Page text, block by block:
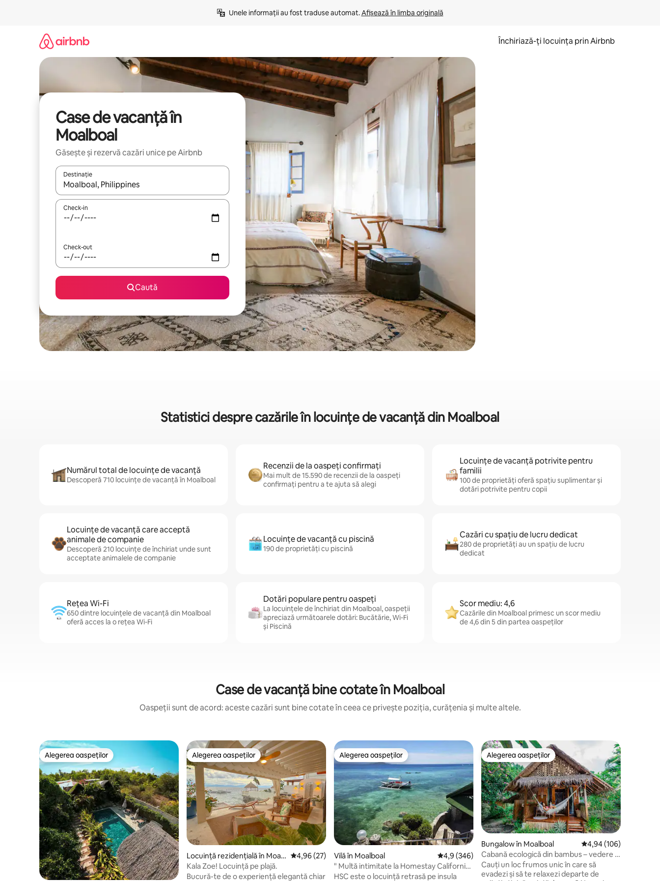
Unele informații au fost traduse automat. Afișează în limba originală
Închiriază-ți locuința prin Airbnb
Case de vacanță în
Moalboal
Găsește și rezervă cazări unice pe Airbnb
Destinație
Când se încarcă rezultatele, navighează folosind tastele săgeată în sus și în jos sau prin gesturi de atingere ori glisare.
Check-in
Check-out
Caută
Statistici despre cazările în locuințe de vacanță din Moalboal
Numărul total de locuințe de vacanță
Descoperă 710 locuințe de vacanță în Moalboal
Recenzii de la oaspeți confirmați
Mai mult de 15.590 de recenzii de la oaspeți
confirmați pentru a te ajuta să alegi
Locuințe de vacanță potrivite pentru
familii
100 de proprietăți oferă spațiu suplimentar și
dotări potrivite pentru copii
Locuințe de vacanță care acceptă
animale de companie
Descoperă 210 locuințe de închiriat unde sunt
acceptate animalele de companie
Locuințe de vacanță cu piscină
190 de proprietăți cu piscină
Cazări cu spațiu de lucru dedicat
280 de proprietăți au un spațiu de lucru
dedicat
Rețea Wi-Fi
650 dintre locuințele de vacanță din Moalboal
oferă acces la o rețea Wi-Fi
Dotări populare pentru oaspeți
La locuințele de închiriat din Moalboal, oaspeții
apreciază următoarele dotări: Bucătărie, Wi-Fi
și Piscină
Scor mediu: 4,6
Cazările din Moalboal primesc un scor mediu
de 4,6 din 5 din partea oaspeților
Case de vacanță bine cotate în Moalboal
Oaspeții sunt de acord: aceste cazări sunt bine cotate în ceea ce privește poziția, curățenia și multe altele.
Alegerea oaspeților
Alegerea oaspeților Alegerea oaspeților
Alegerea oaspeților
Locuință rezidențială în Moalb
oal
Scor mediu de 4,96 din 5, 27 recenzii
4,96 (27)
Kala Zoe! Locuință pe plajă.
Bucură-te de o experiență elegantă chiar
Alegerea oaspeților
Alegerea oaspeților
Vilă în Moalboal Scor mediu de 4,9 din 5, 346 recenzii
4,9 (346)
" Multă intimitate la Homestay California
1 "
HSC este o locuință retrasă pe insula
Alegerea oaspeților
Alegerea oaspeților
Bungalow în Moalboal Scor mediu de 4,94
4,94 (106)
Cabană ecologică din bambus – vedere la
munte + mic dejun
Cauți un loc frumos unic în care să
evadezi și să te relaxezi departe de